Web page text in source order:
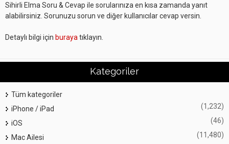
Sihirli Elma Soru & Cevap ile sorularınıza en kısa zamanda yanıt
alabilirsiniz. Sorunuzu sorun ve diğer kullanıcılar cevap versin.
Detaylı bilgi için buraya tıklayın.
Kategoriler
Tüm kategoriler
iPhone / iPad
(1,232)
iOS (46)
Mac Ailesi (11,480)